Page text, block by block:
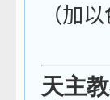
（加
天主